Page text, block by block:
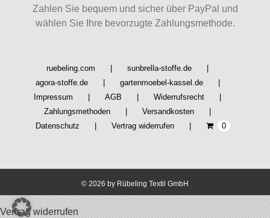
Produktseite
gewählt
Zahlen Sie bequem und sicher über PayPal und
wählen Sie Ihre bevorzugte Zahlungsmethode.
ruebeling.com
sunbrella-stoffe.de
agora-stoffe.de
gartenmoebel-kassel.de
Impressum
AGB
Widerrufsrecht
Zahlungsmethoden
Versandkosten
Datenschutz
Vertrag widerrufen 0
© 2026 by Rübeling Textil GmbH
Vertrag widerrufen